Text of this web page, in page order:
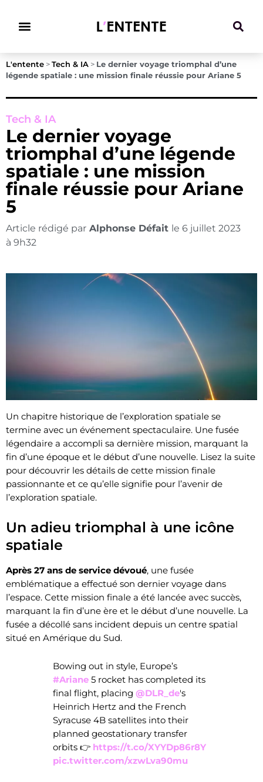
L'entente > Tech & IA > Le dernier voyage triomphal d’une
légende spatiale : une mission finale réussie pour Ariane 5
Tech & IA
Le dernier voyage
triomphal d’une légende
spatiale : une mission
finale réussie pour Ariane
5
Article rédigé par Alphonse Défait le 6 juillet 2023
à 9h32
Un chapitre historique de l’exploration spatiale se
termine avec un événement spectaculaire. Une fusée
légendaire a accompli sa dernière mission, marquant la
fin d’une époque et le début d’une nouvelle. Lisez la suite
pour découvrir les détails de cette mission finale
passionnante et ce qu’elle signifie pour l’avenir de
l’exploration spatiale.
Un adieu triomphal à une icône
spatiale
Après 27 ans de service dévoué, une fusée
emblématique a effectué son dernier voyage dans
l’espace. Cette mission finale a été lancée avec succès,
marquant la fin d’une ère et le début d’une nouvelle. La
fusée a décollé sans incident depuis un centre spatial
situé en Amérique du Sud.
Bowing out in style, Europe’s
#Ariane 5 rocket has completed its
final flight, placing @DLR_de's
Heinrich Hertz and the French
Syracuse 4B satellites into their
planned geostationary transfer
orbits 👉 https://t.co/XYYDp86r8Y
pic.twitter.com/xzwLva90mu